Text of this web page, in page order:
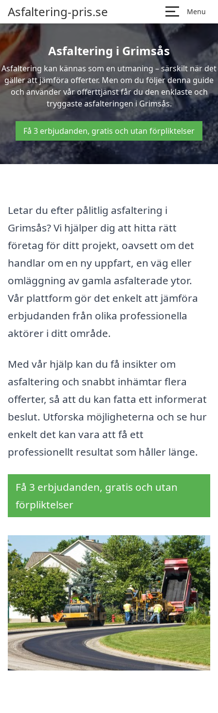
Asfaltering-pris.se Menu
Asfaltering i Grimsås
Asfaltering kan kännas som en utmaning – särskilt när det
gäller att jämföra offerter. Men om du följer denna guide
och använder vår offerttjänst får du den enklaste och
tryggaste asfalteringen i Grimsås.
Få 3 erbjudanden, gratis och utan förpliktelser
Letar du efter pålitlig asfaltering i
Grimsås? Vi hjälper dig att hitta rätt
företag för ditt projekt, oavsett om det
handlar om en ny uppfart, en väg eller
omläggning av gamla asfalterade ytor.
Vår plattform gör det enkelt att jämföra
erbjudanden från olika professionella
aktörer i ditt område.
Med vår hjälp kan du få insikter om
asfaltering och snabbt inhämtar flera
offerter, så att du kan fatta ett informerat
beslut. Utforska möjligheterna och se hur
enkelt det kan vara att få ett
professionellt resultat som håller länge.
Få 3 erbjudanden, gratis och utan
förpliktelser